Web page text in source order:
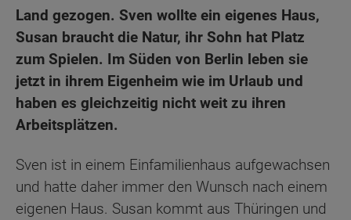
Land gezogen. Sven wollte ein eigenes Haus,
Susan braucht die Natur, ihr Sohn hat Platz
zum Spielen. Im Süden von Berlin leben sie
jetzt in ihrem Eigenheim wie im Urlaub und
haben es gleichzeitig nicht weit zu ihren
Arbeitsplätzen.
Sven ist in einem Einfamilienhaus aufgewachsen
und hatte daher immer den Wunsch nach einem
eigenen Haus. Susan kommt aus Thüringen und